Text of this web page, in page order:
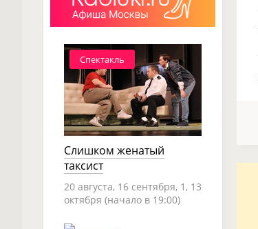
Спектакль
Слишком женатый
таксист
20 августа, 16 сентября, 1, 13
октября (начало в 19:00)